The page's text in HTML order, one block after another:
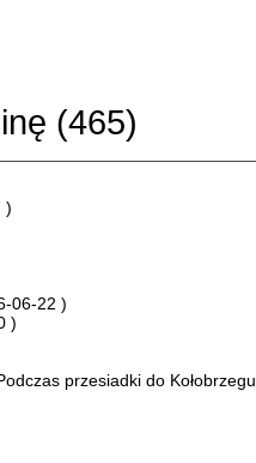
(465)
)
06-22 )
)
przesiadki do Kołobrzegu